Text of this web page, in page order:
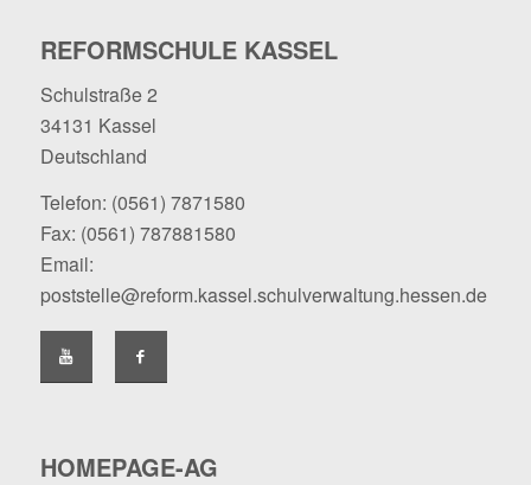
REFORMSCHULE KASSEL
Schulstraße 2
34131 Kassel
Deutschland
Telefon: (0561) 7871580
Fax: (0561) 787881580
Email:
poststelle@reform.kassel.schulverwaltung.hessen.de
HOMEPAGE-AG